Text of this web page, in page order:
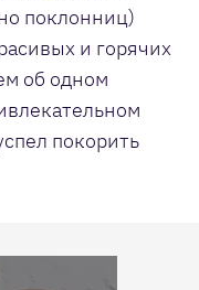
поклонниц)
и горячих
об одном
покорить